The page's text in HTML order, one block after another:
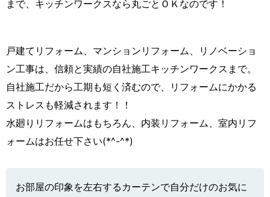
まで、キッチンワークスなら丸ごとＯＫなのです！
戸建てリフォーム、マンションリフォーム、リノベーショ
ン工事は、信頼と実績の自社施工キッチンワークスまで。
自社施工だから工期も短く済むので、リフォームにかかる
ストレスも軽減されます！！
水廻りリフォームはもちろん、内装リフォーム、室内リフ
ォームはお任せ下さい(*^-^*)
お部屋の印象を左右するカーテンで自分だけのお気に